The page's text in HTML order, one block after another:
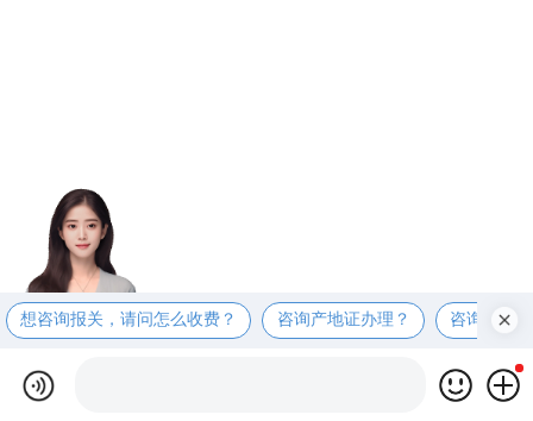
想咨询报关，请问怎么收费？ 咨询产地证办理？ 咨询商检